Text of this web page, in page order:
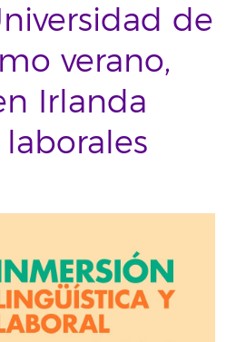
de
verano,
Irlanda